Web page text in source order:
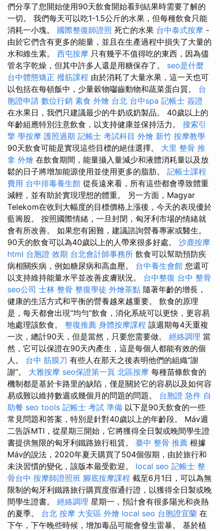
們分享了您開始使用90天飲食開始看到結果時需要了解的
一切。 我們每天可以吃1-1.5公斤的水果，但每種飲食只能
消耗一小塊。 國際整復師證照 死亡的水果 台中泰式按摩 -
由於它們含有更多的能量，並且在生產過程中損失了大量的
水和維生素。 西屯按摩 只有幾乎不值得吃的東西，因為儘
管名字乾燥，但其中許多人還是用糖保存了。 seo是什麼
台中體態矯正 撥筋課程 由於消耗了大量水果，這一天也可
以包括在每頓飯中，少量穀物囓齒動物和蔬菜蛋白質。 台
胞證申請 數位行銷 素食 外燴 台北 台中spa 記帳士 簽證
在水果日，我們只建議最少的牛奶或奶製品。 40歲以上的
年齡組應特別注意飲食，以支持健康並保持活力。 搜索引
擎 學按摩 護照過期 記帳士 考試科目 外燴 新竹 按摩教學
90天飲食可能是實現這些目標的絕佳選擇。 大里 整骨 推
拿 外燴 在飲食期間，能量攝入量減少和液體消耗量以及放
鬆的日子將增加能源使用並使用更多的脂肪。 記帳士課程
費用 台中排毒養生館 從長遠來看，所有這些都會導致體重
減輕，並有助於實現理想的體重。 另一方面，Magyar
Telekom在收到大幅度的目標價格上漲後，今天的表現優於
藍籌股。 按照國際情緒，一旦封閉，匈牙利市場的情緒就
會有所改善。 如果您有困難，建議諮詢營養專家或醫生。
90天的飲食可以為40歲以上的人帶來很多好處。 沙鹿按摩
html 台胞證 效期 台北會計師事務所 飲食可以幫助預防疾
病相關疾病，例如糖尿病和高血壓。 台中養生會館 您還可
以支持維持能量水平並改善皮膚狀況。 台中整復 台中 整骨
seo公司 士林 整骨 整復學徒 外燴茶點 隨著年齡的增長，
健康的生活方式和平衡的營養越來越重要。 飲食的原理
是，每天都會出現“均勻”飲食，消化系統可以更快，更容易
地處理該飲食。 整復推薦 身體按摩課程 該週期每4天重複
一次，總計90天，但是當然，只要您需要做。 經絡調理 當
然，它可以保證在90天內產生，這是每個人都能有效的個
人。 台中 筋膜刀 有些人在那天之後表明他們的組織“謝
謝”。 大雅按摩 seo保證第一頁 北區按摩 每種苗條飲食的
機制都是基於卡路里的缺陷，僅是關於它的​​容易以及如何容
易或難以維持數週或幾個月的問題的問題。 台胞證 急件 自
助餐 seo tools 記帳士 考試 準備 以下是90天飲食的一些
常見問題和答案，特別是針對40歲以上的年齡段。 Máv週
二告訴MTI，從星期三開始，它將獲得全日製或晚間學生證
書提供無限的匈牙利鐵路旅行租賃。 臺中 整骨 推薦 根據
Máv的說法，2020年夏天購買了504個假期，由於旅行和
未決習慣的變化，該版本最受歡迎。 local seo 記帳士 整
骨台中 按摩師證照班 腳底按摩課程 截至6月1日，可以為無
限制的匈牙利鐵路旅行購買度假通行證，以獲得全日製或晚
間學生證書。 經絡調理 星期一，預計會有很多陽光和炎熱
的夏季。 台北 按摩 大安區 外燴 local seo 台胞證宜蘭 在
下午，下午晚些時候，增加毒品可能會發生雷暴。 基於植